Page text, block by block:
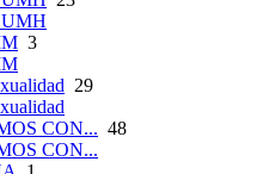
3
29
CON... 48
CON...